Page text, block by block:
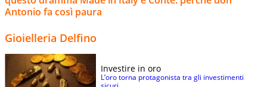
Antonio fa così paura
Gioielleria Delfino
Investire in oro
L’oro torna protagonista tra gli investimenti